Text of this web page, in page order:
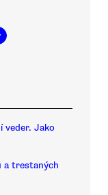
veder. Jako
a trestaných